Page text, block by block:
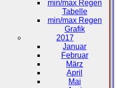
min/max Regen
Tabelle
min/max Regen
Grafik
2017
Januar
Februar
März
April
Mai